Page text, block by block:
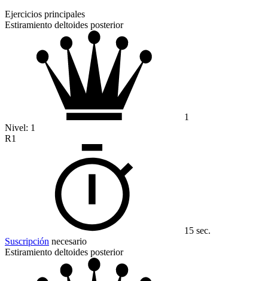
Ejercicios principales
Estiramiento deltoides posterior
1
Nivel: 1
R1
15 sec.
Suscripción necesario
Estiramiento deltoides posterior